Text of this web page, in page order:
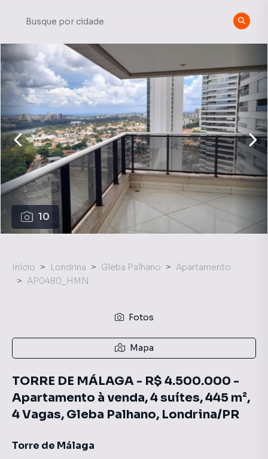
10
Início Londrina Gleba Palhano
Apartamento
AP0480_HMN
Fotos
Mapa
TORRE DE MÁLAGA - R$ 4.500.000 -
Apartamento à venda, 4 suítes, 445 m²,
4 Vagas, Gleba Palhano, Londrina/PR
Torre de Málaga